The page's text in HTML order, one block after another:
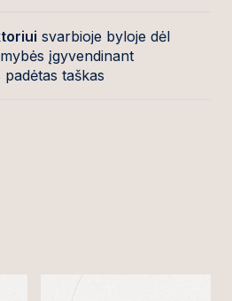
svarbioje byloje dėl
įgyvendinant
taškas